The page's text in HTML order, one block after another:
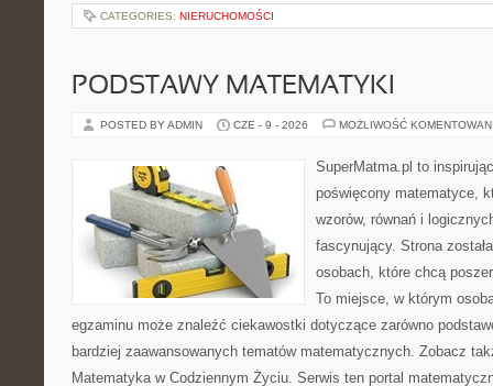
CATEGORIES: NIERUCHOMOŚCI
PODSTAWY MATEMATYKI
POSTED BY ADMIN CZE - 9 - 2026 MOŻLIWOŚĆ
SuperMatma.pl to
poświęcony matematyce,
wzorów, równań i
fascynujący. Strona
osobach, które chcą
To miejsce, w którym
egzaminu może znaleźć ciekawostki dotyczące zarówno
bardziej zaawansowanych tematów matematycznych. Zobacz
Matematyka w Codziennym Życiu. Serwis ten portal